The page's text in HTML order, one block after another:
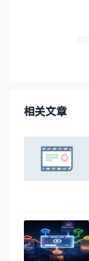
相关文章